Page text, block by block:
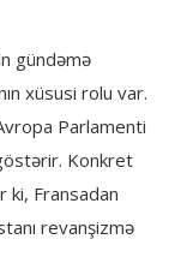
gündəmə
xüsusi rolu var.
Parlamenti
Konkret
ki, Fransadan
revanşizmə